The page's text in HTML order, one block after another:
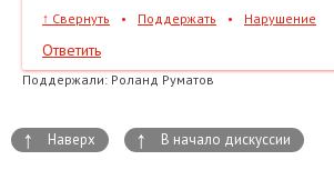
↑ Свернуть • Поддержать • Нарушение
Ответить
Поддержали: Роланд Руматов
↑ Наверх ↑ В начало дискуссии